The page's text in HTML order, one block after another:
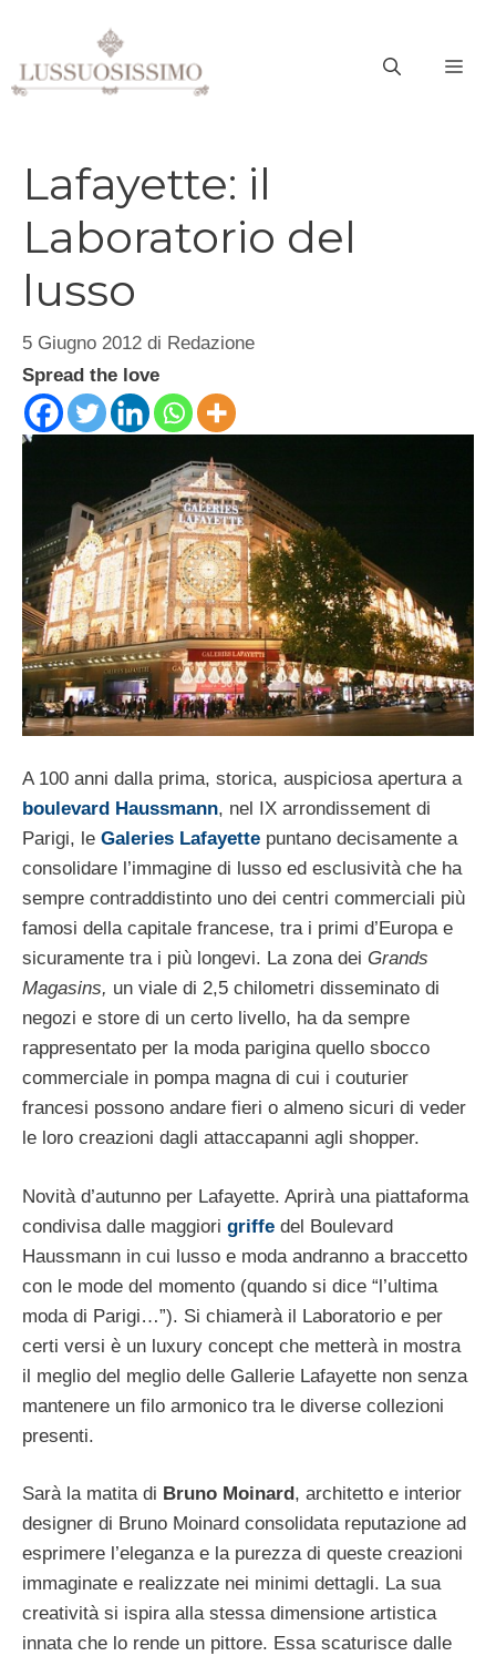
contenuto
Lafayette: il
Laboratorio del
lusso
5 Giugno 2012 di Redazione
Spread the love
A 100 anni dalla prima, storica, auspiciosa apertura a
boulevard Haussmann, nel IX arrondissement di
Parigi, le Galeries Lafayette puntano decisamente a
consolidare l’immagine di lusso ed esclusività che ha
sempre contraddistinto uno dei centri commerciali più
famosi della capitale francese, tra i primi d’Europa e
sicuramente tra i più longevi. La zona dei Grands
Magasins, un viale di 2,5 chilometri disseminato di
negozi e store di un certo livello, ha da sempre
rappresentato per la moda parigina quello sbocco
commerciale in pompa magna di cui i couturier
francesi possono andare fieri o almeno sicuri di veder
le loro creazioni dagli attaccapanni agli shopper.
Novità d’autunno per Lafayette. Aprirà una piattaforma
condivisa dalle maggiori griffe del Boulevard
Haussmann in cui lusso e moda andranno a braccetto
con le mode del momento (quando si dice “l’ultima
moda di Parigi…”). Si chiamerà il Laboratorio e per
certi versi è un luxury concept che metterà in mostra
il meglio del meglio delle Gallerie Lafayette non senza
mantenere un filo armonico tra le diverse collezioni
presenti.
Sarà la matita di Bruno Moinard, architetto e interior
designer di Bruno Moinard consolidata reputazione ad
esprimere l’eleganza e la purezza di queste creazioni
immaginate e realizzate nei minimi dettagli. La sua
creatività si ispira alla stessa dimensione artistica
innata che lo rende un pittore. Essa scaturisce dalle